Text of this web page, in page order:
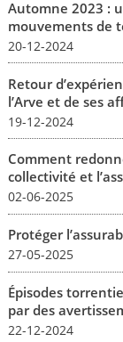
Automne 2023 :
mouvements de
20-12-2024
Retour
l’Arve et de ses
19-12-2024
Comment
collectivité et
02-06-2025
Protéger
27-05-2025
Épisodes
par des
22-12-2024